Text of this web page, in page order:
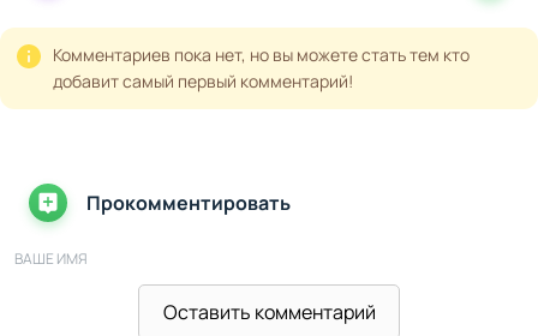
Комментариев пока нет, но вы можете стать тем кто
добавит самый первый комментарий!
Прокомментировать
ВАШЕ ИМЯ
Оставить комментарий